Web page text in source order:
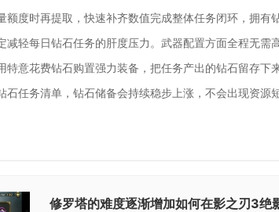
额度时再提取，快速补齐数值完成整体任务闭环，拥有
减轻每日钻石任务的肝度压力。武器配置方面全程无需
特意花费钻石购置强力装备，把任务产出的钻石留存下
任务清单，钻石储备会持续稳步上涨，不会出现资源
修罗塔的难度逐渐增加如何在影之刃3绝